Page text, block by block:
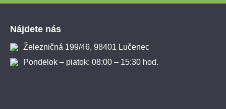
Nájdete nás
Železničná 199/46, 98401 Lučenec
Pondelok – piatok: 08:00 – 15:30 hod.